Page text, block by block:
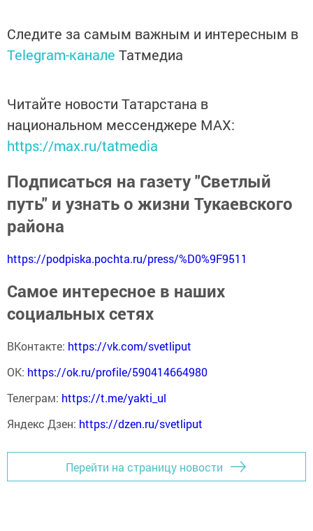
Следите за самым важным и интересным в
Telegram-канале Татмедиа
Читайте новости Татарстана в
национальном мессенджере MАХ:
https://max.ru/tatmedia
Подписаться на газету "Светлый
путь" и узнать о жизни Тукаевского
района
https://podpiska.pochta.ru/press/%D0%9F9511
Самое интересное в наших
социальных сетях
ВКонтакте: https://vk.com/svetliput
ОК: https://ok.ru/profile/590414664980
Телеграм: https://t.me/yakti_ul
Яндекс Дзен: https://dzen.ru/svetliput
Перейти на страницу новости